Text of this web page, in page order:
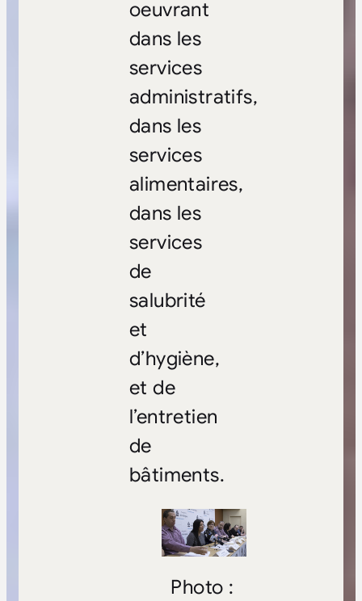
oeuvrant
dans les
services
administratifs,
dans les
services
alimentaires,
dans les
services
de
salubrité
et
d’hygiène,
et de
l’entretien
de
bâtiments.
Photo :